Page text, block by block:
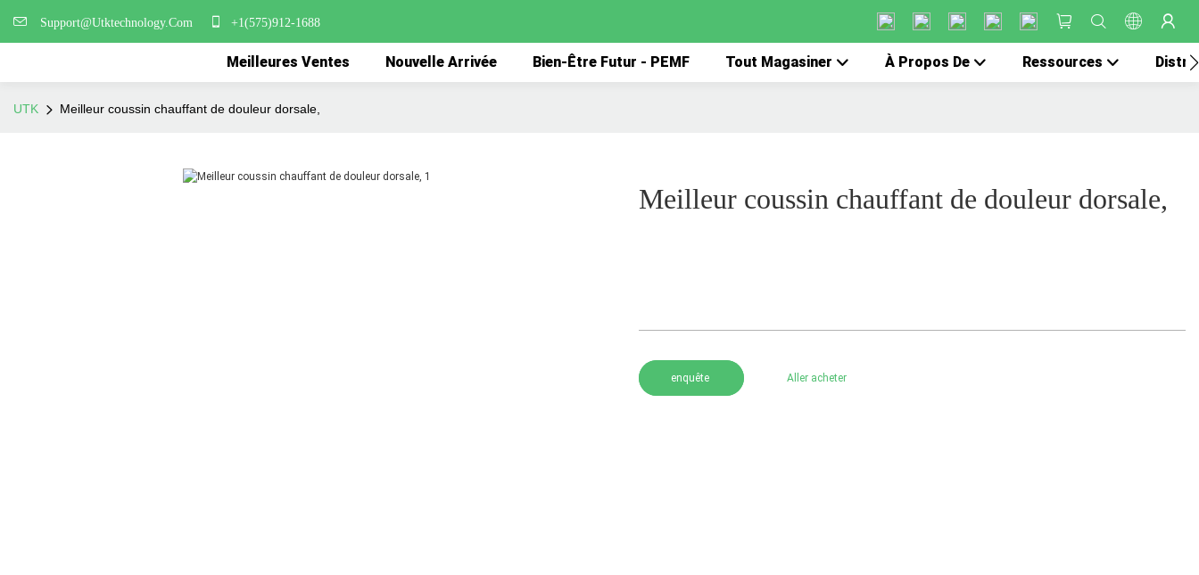
Support@Utktechnology.Com +1(575)912-1688
Meilleures Ventes Nouvelle Arrivée Bien-Être Futur - PEMF Tout Magasiner À Propos De Ressources
UTK Meilleur coussin chauffant de douleur dorsale,
Meilleur coussin chauffant de douleur dorsale,
enquête Aller acheter